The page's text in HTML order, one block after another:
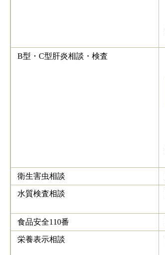
B型・C型肝炎相談・検査
衛生害虫相談
水質検査相談
食品安全110番
栄養表示相談